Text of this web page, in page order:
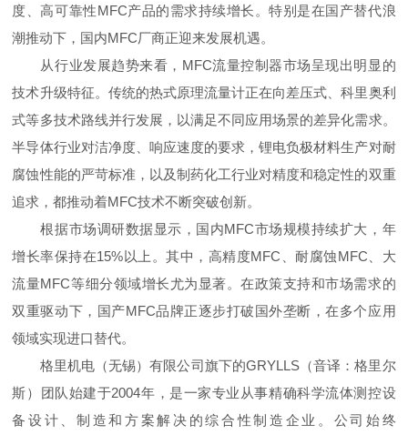
度、高可靠性MFC产品的需求持续增长。特别是在国产替代浪
潮推动下，国内MFC厂商正迎来发展机遇。
从行业发展趋势来看，MFC流量控制器市场呈现出明显的
技术升级特征。传统的热式原理流量计正在向差压式、科里奥利
式等多技术路线并行发展，以满足不同应用场景的差异化需求。
半导体行业对洁净度、响应速度的要求，锂电负极材料生产对耐
腐蚀性能的严苛标准，以及制药化工行业对精度和稳定性的双重
追求，都推动着MFC技术不断突破创新。
根据市场调研数据显示，国内MFC市场规模持续扩大，年
增长率保持在15%以上。其中，高精度MFC、耐腐蚀MFC、大
流量MFC等细分领域增长尤为显著。在政策支持和市场需求的
双重驱动下，国产MFC品牌正逐步打破国外垄断，在多个应用
领域实现进口替代。
格里机电（无锡）有限公司旗下的GRYLLS（音译：格里尔
斯）团队始建于2004年，是一家专业从事精确科学流体测控设
备设计、制造和方案解决的综合性制造企业。公司始终